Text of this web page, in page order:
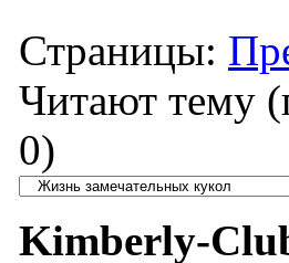
Страницы:
Читают тему
0)
Kimberly-